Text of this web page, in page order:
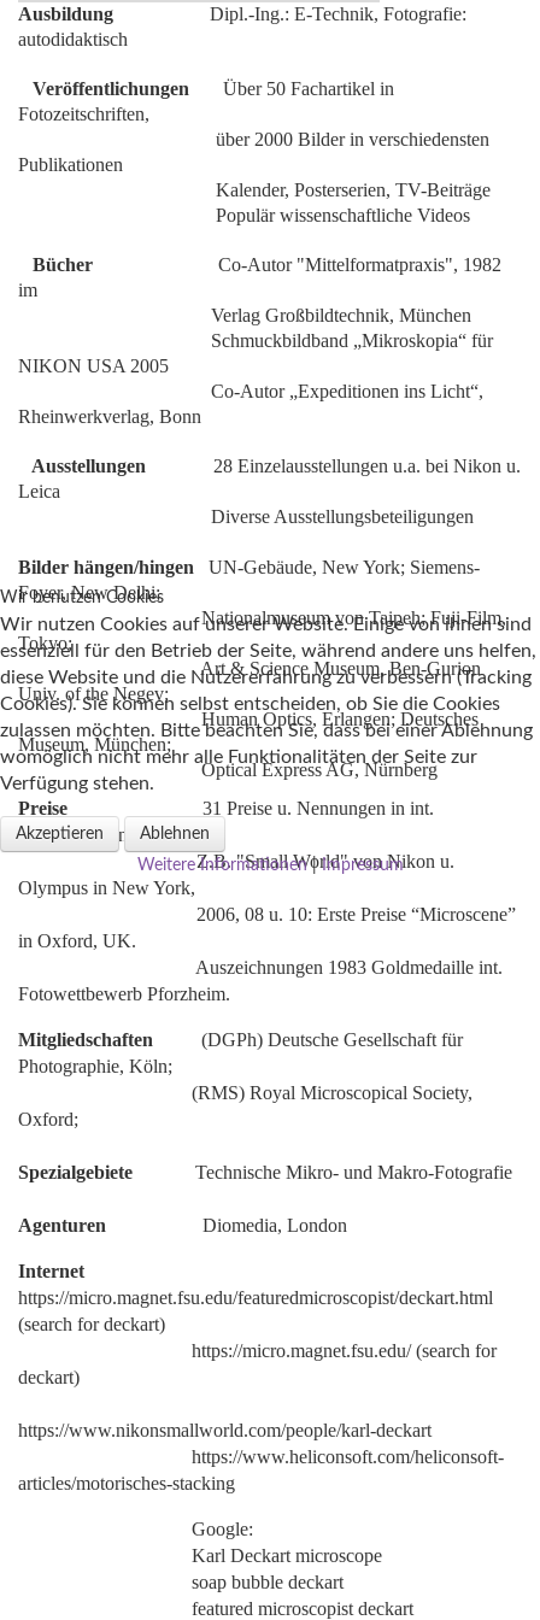
Ausbildung Dipl.-Ing.: E-Technik, Fotografie:
autodidaktisch
Veröffentlichungen Über 50 Fachartikel in
Fotozeitschriften,
über 2000 Bilder in verschiedensten
Publikationen
Kalender, Posterserien, TV-Beiträge
Populär wissenschaftliche Videos
Bücher Co-Autor "Mittelformatpraxis", 1982
im
Verlag Großbildtechnik, München
Schmuckbildband „Mikroskopia“ für
NIKON USA 2005
Co-Autor „Expeditionen ins Licht“,
Rheinwerkverlag, Bonn
Ausstellungen 28 Einzelausstellungen u.a. bei Nikon u.
Leica
Diverse Ausstellungsbeteiligungen
Bilder hängen/hingen UN-Gebäude, New York; Siemens-
Foyer, New Delhi;
Nationalmuseum von Taipeh; Fuji-Film,
Tokyo;
Art & Science Museum, Ben-Gurion
Univ. of the Negev;
Human Optics, Erlangen; Deutsches
Museum, München;
Optical Express AG, Nürnberg
Preise
31 Preise u. Nennungen in int.
Wettbewerben
Z.B. "Small World" von Nikon u.
Olympus in New York,
2006, 08 u. 10: Erste Preise “Microscene”
in Oxford, UK.
Auszeichnungen 1983 Goldmedaille int.
Fotowettbewerb Pforzheim.
Mitgliedschaften (DGPh) Deutsche Gesellschaft für
Photographie, Köln;
(RMS) Royal Microscopical Society,
Oxford;
Spezialgebiete Technische Mikro- und Makro-Fotografie
Agenturen Diomedia, London
Internet
https://micro.magnet.fsu.edu/featuredmicroscopist/deckart.html
(search for deckart)
https://micro.magnet.fsu.edu/ (search for
deckart)
https://www.nikonsmallworld.com/people/karl-deckart
https://www.heliconsoft.com/heliconsoft-
articles/motorisches-stacking
Google:
Karl Deckart microscope
soap bubble deckart
featured microscopist deckart
Wir benutzen Cookies
Wir nutzen Cookies auf unserer Website. Einige von ihnen sind
essenziell für den Betrieb der Seite, während andere uns helfen,
diese Website und die Nutzererfahrung zu verbessern (Tracking
Cookies). Sie können selbst entscheiden, ob Sie die Cookies
zulassen möchten. Bitte beachten Sie, dass bei einer Ablehnung
womöglich nicht mehr alle Funktionalitäten der Seite zur
Verfügung stehen.
Akzeptieren
Ablehnen
Weitere Informationen|Impressum